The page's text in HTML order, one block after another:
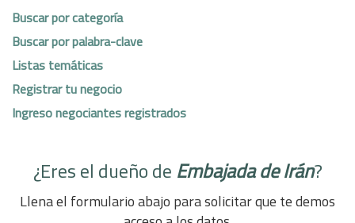
Buscar por categoría
Buscar por palabra-clave
Listas temáticas
Registrar tu negocio
Ingreso negociantes registrados
¿Eres el dueño de Embajada de Irán?
Llena el formulario abajo para solicitar que te demos